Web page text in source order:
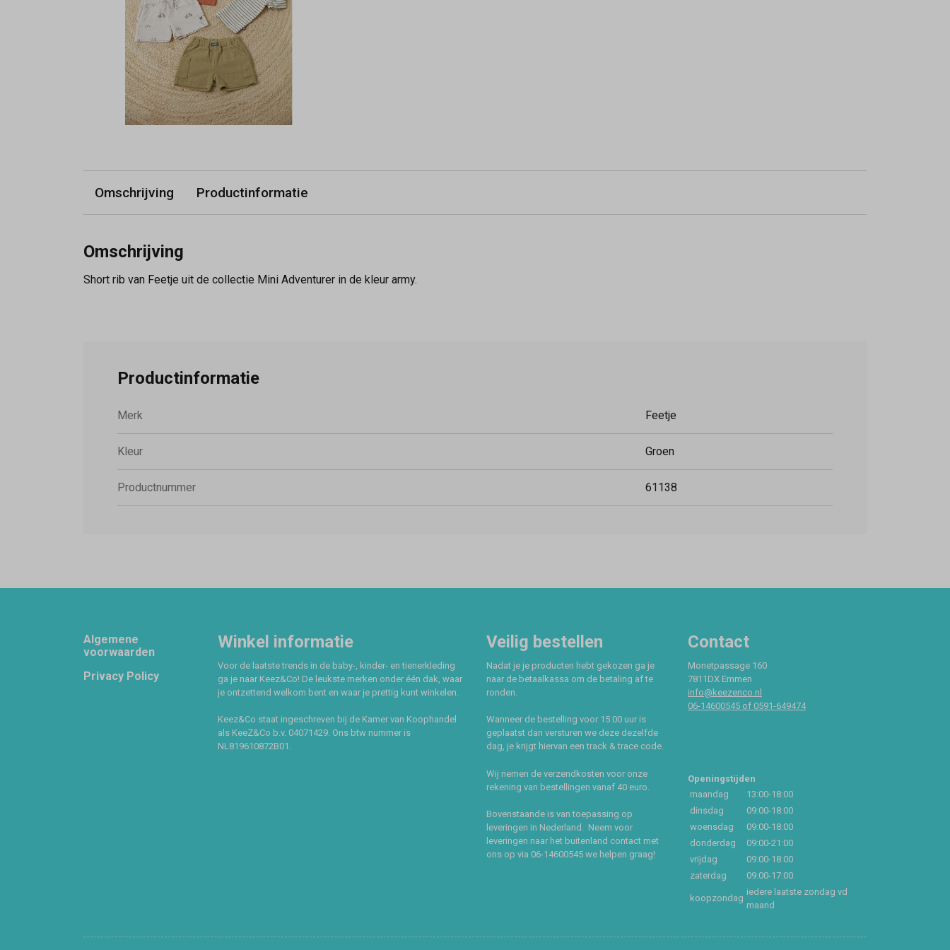
Omschrijving Productinformatie
Omschrijving
Short rib van Feetje uit de collectie Mini Adventurer in de kleur army.
Productinformatie
Merk Feetje
Kleur Groen
Productnummer 61138
Footer
Algemene
voorwaarden
Privacy Policy
Winkel informatie
Voor de laatste trends in de baby-, kinder- en tienerkleding
ga je naar Keez&Co! De leukste merken onder één dak, waar
je ontzettend welkom bent en waar je prettig kunt winkelen.
Keez&Co staat ingeschreven bij de Kamer van Koophandel
als KeeZ&Co b.v. 04071429. Ons btw nummer is
NL819610872B01.
Veilig bestellen
Nadat je je producten hebt gekozen ga je
naar de betaalkassa om de betaling af te
ronden.
Wanneer de bestelling voor 15:00 uur is
geplaatst dan versturen we deze dezelfde
dag, je krijgt hiervan een track & trace code.
Wij nemen de verzendkosten voor onze
rekening van bestellingen vanaf 40 euro.
Bovenstaande is van toepassing op
leveringen in Nederland. Neem voor
leveringen naar het buitenland contact met
ons op via 06-14600545 we helpen graag!
Contact
Monetpassage 160
7811DX Emmen
info@keezenco.nl
06-14600545 of 0591-649474
Openingstijden
maandag
13:00-18:00
dinsdag
09:00-18:00
woensdag
09:00-18:00
donderdag
09:00-21:00
vrijdag
09:00-18:00
zaterdag
09:00-17:00
koopzondag
iedere laatste zondag vd
maand